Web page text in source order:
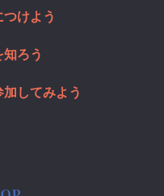
けよう
ろう
してみよう